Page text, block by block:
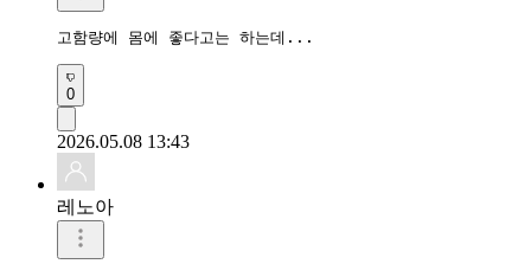
고함량에 몸에 좋다고는 하는데...
0
2026.05.08 13:43
레노아